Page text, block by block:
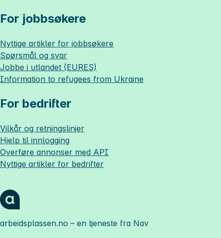
For jobbsøkere
Nyttige artikler for jobbsøkere
Spørsmål og svar
Jobbe i utlandet (EURES)
Information to refugees from Ukraine
For bedrifter
Vilkår og retningslinjer
Hjelp til innlogging
Overføre annonser med API
Nyttige artikler for bedrifter
arbeidsplassen.no – en tjeneste fra Nav